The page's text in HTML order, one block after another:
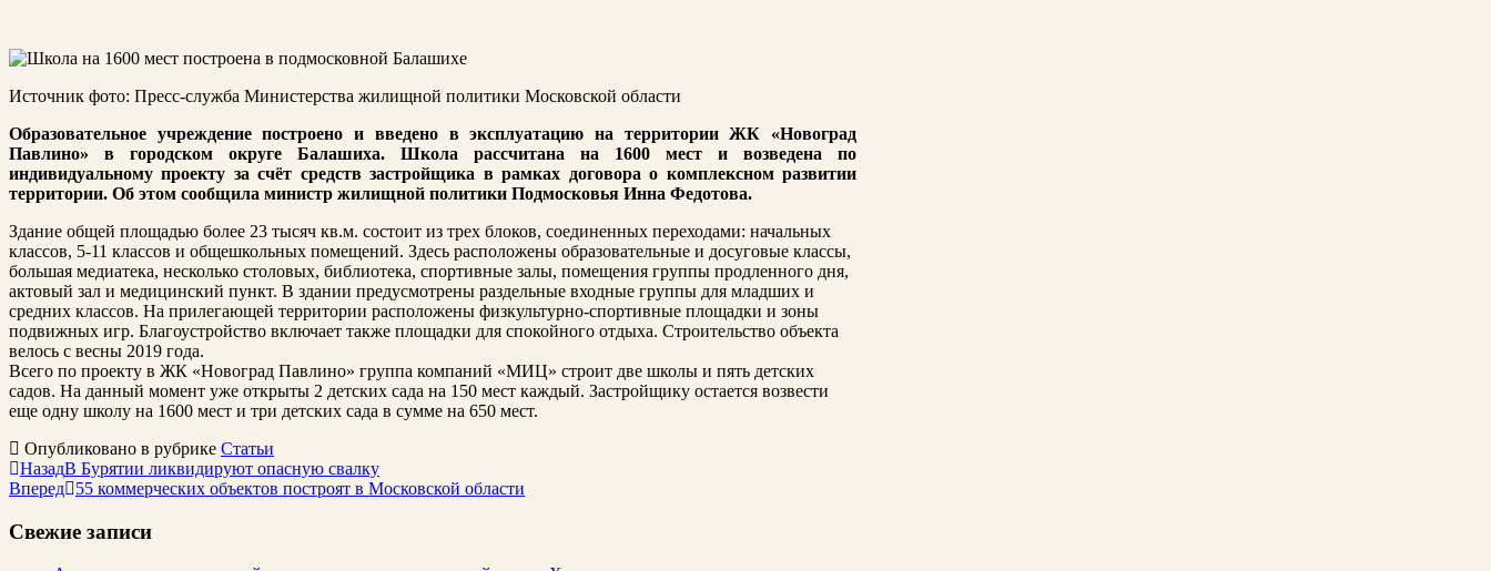
Источник фото: Пресс-служба Министерства жилищной политики Московской области
Образовательное учреждение построено и введено в эксплуатацию на территории ЖК «Новоград
Павлино» в городском округе Балашиха. Школа рассчитана на 1600 мест и возведена по
индивидуальному проекту за счёт средств застройщика в рамках договора о комплексном развитии
территории. Об этом сообщила министр жилищной политики Подмосковья Инна Федотова.
Здание общей площадью более 23 тысяч кв.м. состоит из трех блоков, соединенных переходами: начальных
классов, 5-11 классов и общешкольных помещений. Здесь расположены образовательные и досуговые классы,
большая медиатека, несколько столовых, библиотека, спортивные залы, помещения группы продленного дня,
актовый зал и медицинский пункт. В здании предусмотрены раздельные входные группы для младших и
средних классов. На прилегающей территории расположены физкультурно-спортивные площадки и зоны
подвижных игр. Благоустройство включает также площадки для спокойного отдыха. Строительство объекта
велось с весны 2019 года.
Всего по проекту в ЖК «Новоград Павлино» группа компаний «МИЦ» строит две школы и пять детских
садов. На данный момент уже открыты 2 детских сада на 150 мест каждый. Застройщику остается возвести
еще одну школу на 1600 мест и три детских сада в сумме на 650 мест.
Опубликовано в рубрике Статьи
НазадВ Бурятии ликвидируют опасную свалку
Вперед
55 коммерческих объектов построят в Московской области
Свежие записи